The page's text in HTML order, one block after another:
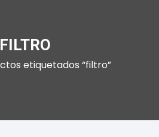
FILTRO
etiquetados “filtro”